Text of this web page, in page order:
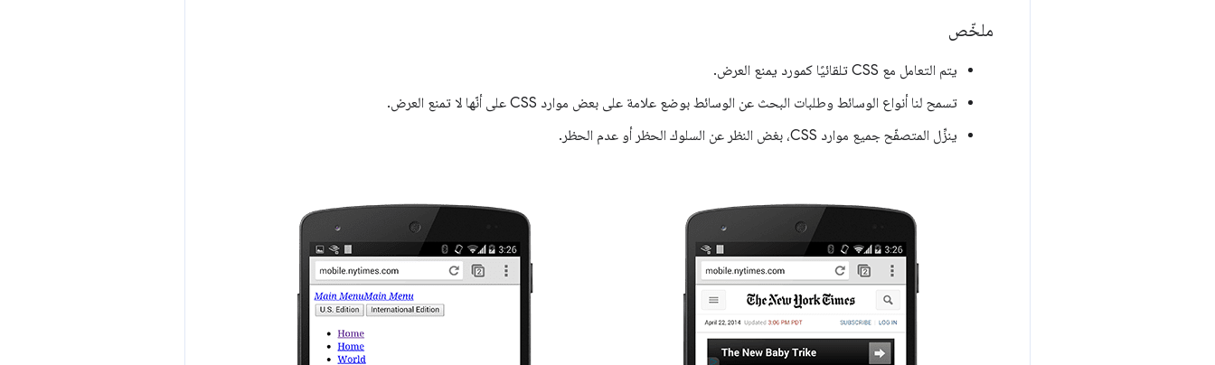
ملخّص
يتم التعامل مع CSS تلقائيًا كمورد يمنع العرض.
تسمح لنا أنواع الوسائط وطلبات البحث عن الوسائط بوضع علامة على بعض موارد CSS على أنّها لا تمنع العرض.
ينزِّل المتصفّح جميع موارد CSS، بغض النظر عن السلوك الحظر أو عدم الحظر.